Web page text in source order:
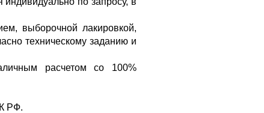
выборочной лакировкой,
техническому заданию и
расчетом со 100%
РФ.